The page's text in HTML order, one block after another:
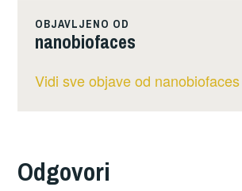
OBJAVLJENO OD
nanobiofaces
Vidi sve objave od nanobiofaces
Odgovori